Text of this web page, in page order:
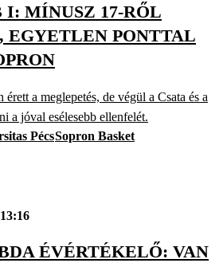
I: MÍNUSZ 17-RŐL
EGYETLEN PONTTAL
a meglepetés, de végül a Csata és a
a jóval esélesebb ellenfelét.
PécsSopron Basket
ÉVÉRTÉKELŐ: VAN